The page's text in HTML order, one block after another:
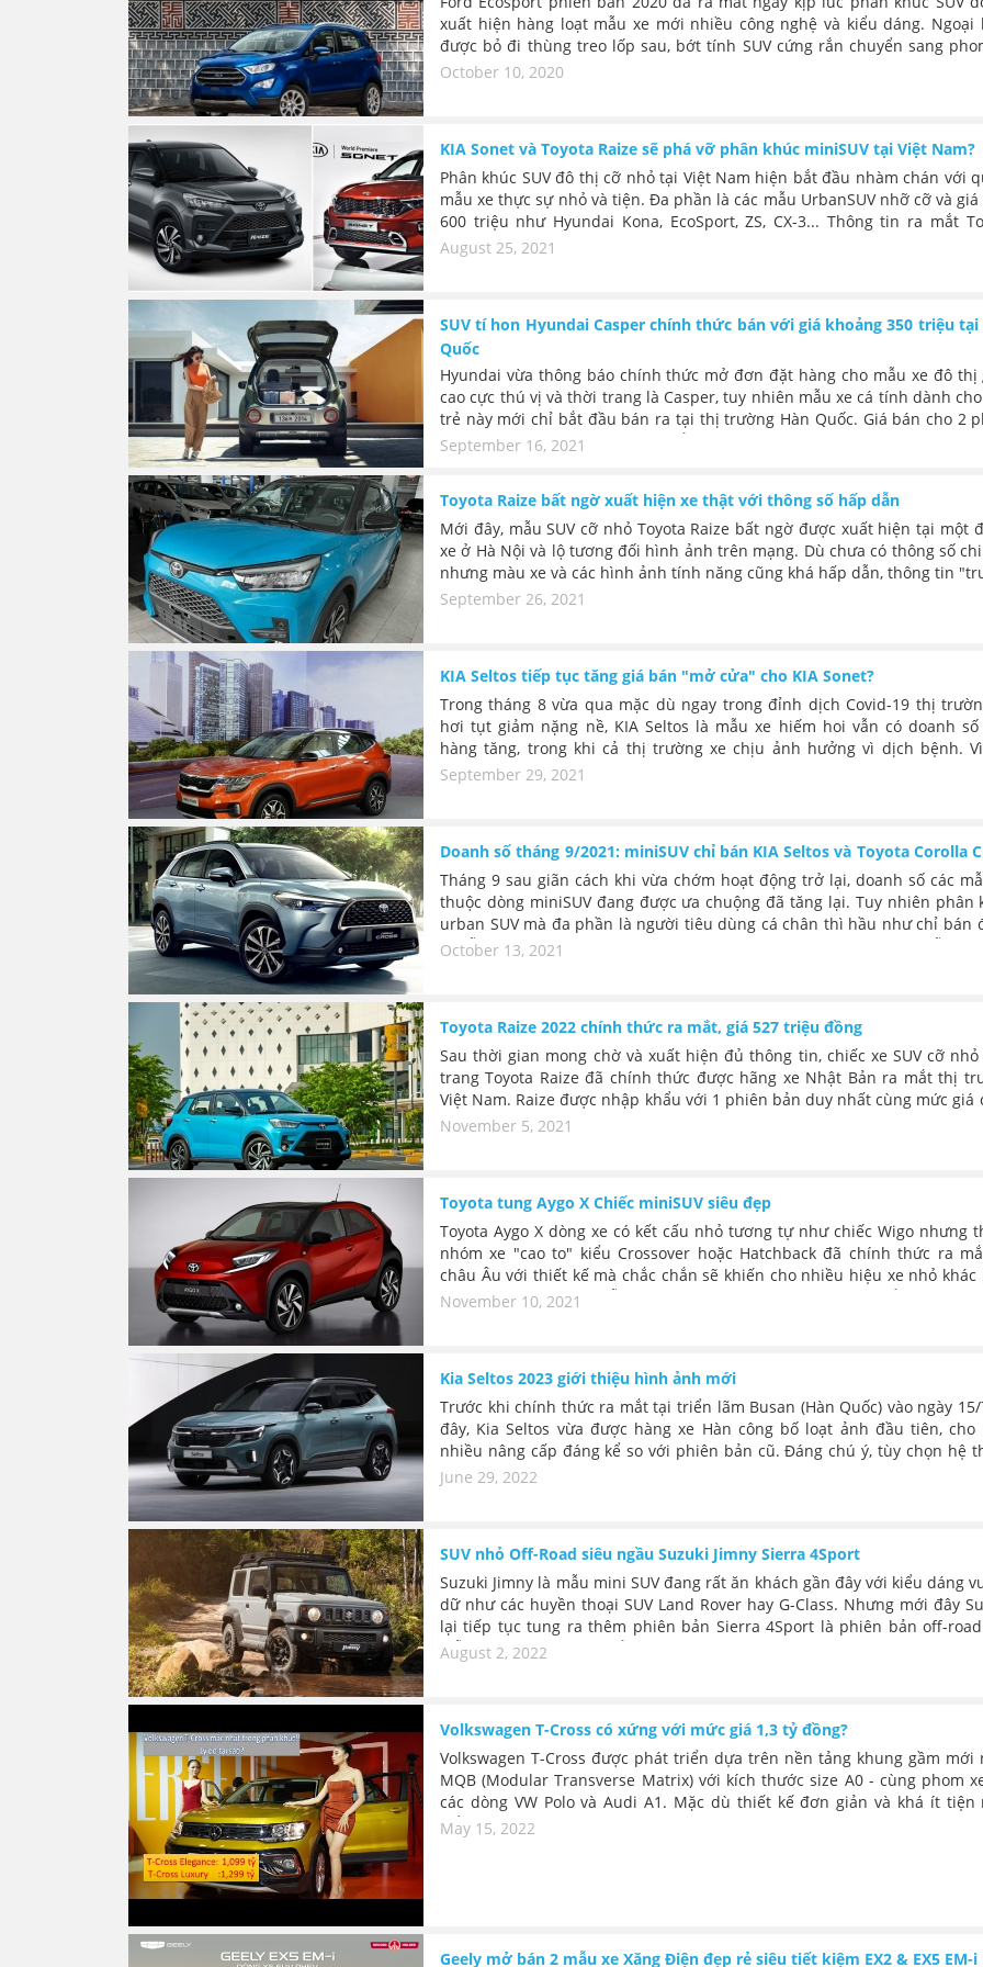
xuất hiện hàng loạt mẫu xe mới nhiều công nghệ và kiểu dáng. Ngoại
được bỏ đi thùng treo lốp sau, bớt tính SUV cứng rắn chuyển sang
thời trang thanh lịch hơn phù hợp xu hướng khách trẻ. Ecosport cũng
October 10, 2020
KIA Sonet và Toyota Raize sẽ phá vỡ phân khúc miniSUV tại Việt Nam?
Phân khúc SUV đô thị cỡ nhỏ tại Việt Nam hiện bắt đầu nhàm chán với
mẫu xe thực sự nhỏ và tiện. Đa phần là các mẫu UrbanSUV nhỡ cỡ và
600 triệu như Hyundai Kona, EcoSport, ZS, CX-3... Thông tin ra mắt
Raize và KIA Sonet ở phân khúc nhỏ hơn, động cơ 1.0L hoặc 1.2L với giá
ra mắt dự kiến khoảng cuối tháng 9.
August 25, 2021
SUV tí hon Hyundai Casper chính thức bán với giá khoảng 350 triệu tại
Quốc
Hyundai vừa thông báo chính thức mở đơn đặt hàng cho mẫu xe đô thị
cao cực thú vị và thời trang là Casper, tuy nhiên mẫu xe cá tính dành
trẻ này mới chỉ bắt đầu bán ra tại thị trường Hàn Quốc. Giá bán cho 2
bản của chiếc citySUV này quy đổi khoảng từ 300 đến 350 triệu VNĐ.
September 16, 2021
Toyota Raize bất ngờ xuất hiện xe thật với thông số hấp dẫn
Mới đây, mẫu SUV cỡ nhỏ Toyota Raize bất ngờ được xuất hiện tại một
xe ở Hà Nội và lộ tương đối hình ảnh trên mạng. Dù chưa có thông số
nhưng màu xe và các hình ảnh tính năng cũng khá hấp dẫn, thông tin
miệng" về mức giá dự kiến chỉ 450 triệu đồng. Hiện cũng chưa xác định
September 26, 2021
KIA Seltos tiếp tục tăng giá bán "mở cửa" cho KIA Sonet?
Trong tháng 8 vừa qua mặc dù ngay trong đỉnh dịch Covid-19 thị
hơi tụt giảm nặng nề, KIA Seltos là mẫu xe hiếm hoi vẫn có doanh
hàng tăng, trong khi cả thị trường xe chịu ảnh hưởng vì dịch bệnh.
trong Tháng 9, KIA Seltos một lần nữa tiếp tục tăng giá bán sau đợt nâng
September 29, 2021
Doanh số tháng 9/2021: miniSUV chỉ bán KIA Seltos và Toyota Corolla
Tháng 9 sau giãn cách khi vừa chớm hoạt động trở lại, doanh số các
thuộc dòng miniSUV đang được ưa chuộng đã tăng lại. Tuy nhiên phân
urban SUV mà đa phần là người tiêu dùng cá chân thì hầu như chỉ bán
2 mẫu xe KIA Seltos và Toyota Corolla Cross là chủ yếu. Những mẫu xe
October 13, 2021
Toyota Raize 2022 chính thức ra mắt, giá 527 triệu đồng
Sau thời gian mong chờ và xuất hiện đủ thông tin, chiếc xe SUV cỡ
trang Toyota Raize đã chính thức được hãng xe Nhật Bản ra mắt thị
Việt Nam. Raize được nhập khẩu với 1 phiên bản duy nhất cùng mức giá
bố 527 triệu đồng. Đây là mức giá "Rẻ" bất ngờ thấp hơn rất nhiều so với
November 5, 2021
Toyota tung Aygo X Chiếc miniSUV siêu đẹp
Toyota Aygo X dòng xe có kết cấu nhỏ tương tự như chiếc Wigo nhưng
nhóm xe "cao to" kiểu Crossover hoặc Hatchback đã chính thức ra
châu Âu với thiết kế mà chắc chắn sẽ khiến cho nhiều hiệu xe nhỏ khác
thèm muốn vì vẻ hấp dẫn duyên dáng kết hợp nét hiện đại nổi bật.
November 10, 2021
Kia Seltos 2023 giới thiệu hình ảnh mới
Trước khi chính thức ra mắt tại triển lãm Busan (Hàn Quốc) vào ngày
đây, Kia Seltos vừa được hàng xe Hàn công bố loạt ảnh đầu tiên, cho
nhiều nâng cấp đáng kể so với phiên bản cũ. Đáng chú ý, tùy chọn hệ
Hybrid được cho sẽ chưa xuất hiện ngay trong lần cập nhật này
June 29, 2022
SUV nhỏ Off-Road siêu ngầu Suzuki Jimny Sierra 4Sport
Suzuki Jimny là mẫu mini SUV đang rất ăn khách gần đây với kiểu dáng
dữ như các huyền thoại SUV Land Rover hay G-Class. Nhưng mới đây
lại tiếp tục tung ra thêm phiên bản Sierra 4Sport là phiên bản off-
mẫu Jimny 3 cửa, với bổ sung thêm nhiều tính năng địa hình thú vị,
August 2, 2022
Volkswagen T-Cross có xứng với mức giá 1,3 tỷ đồng?
Volkswagen T-Cross được phát triển dựa trên nền tảng khung gầm mới
MQB (Modular Transverse Matrix) với kích thước size A0 - cùng phom
các dòng VW Polo và Audi A1. Mặc dù thiết kế đơn giản và khá ít tiện
kiểu xe sang, nhưng T-Cross có lợi thế xe chất lượng Đức và một số ít
May 15, 2022
Geely mở bán 2 mẫu xe Xăng Điện đẹp rẻ siêu tiết kiệm EX2 & EX5 EM-i